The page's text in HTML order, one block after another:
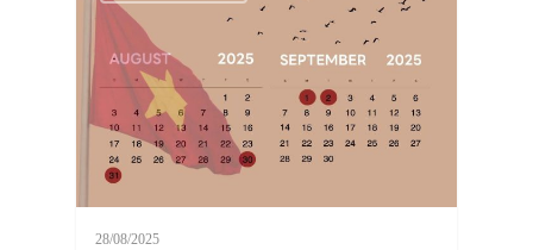
28/08/2025